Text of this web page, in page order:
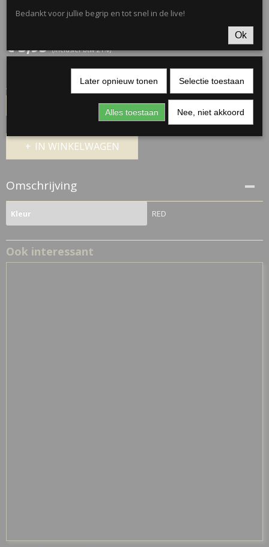
Bedankt voor jullie begrip en tot snel in de live!
Ok
Later opnieuw tonen Selectie toestaan
Alles toestaan Nee, niet akkoord
Haarclip klein- Red
€ 3,95 (inclusief btw 21%)
Aantal
IN WINKELWAGEN
Omschrijving
Kleur RED
Ook interessant